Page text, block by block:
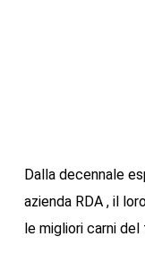
Dalla decennale
azienda RDA , il
le migliori carni